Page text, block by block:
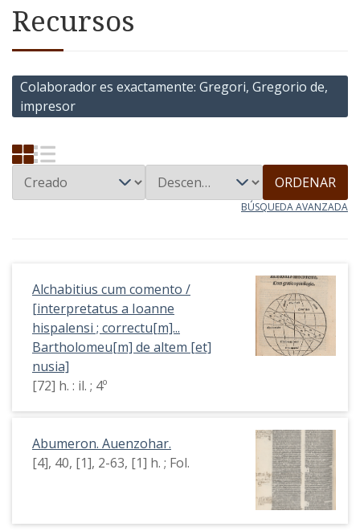
Recursos
Colaborador es exactamente Gregori, Gregorio de,
impresor
ORDENAR
BÚSQUEDA AVANZADA
Alchabitius cum comento /
[interpretatus a Ioanne
hispalensi ; correctu[m]...
Bartholomeu[m] de altem [et]
nusia]
[72] h. : il. ; 4º
Abumeron. Auenzohar.
[4], 40, [1], 2-63, [1] h. ; Fol.